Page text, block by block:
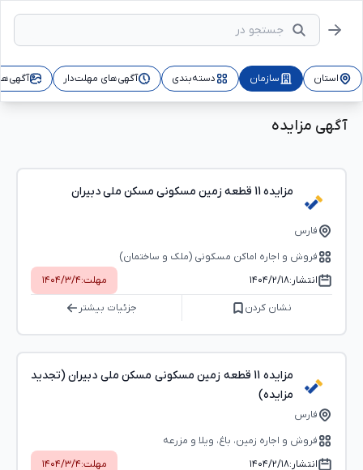
استان سازمان دسته‌بندی آگهی‌های مهلت‌دار
آگهی مزایده
مزایده 11 قطعه زمین مسکونی مسکن ملی دبیران
فارس
فروش و اجاره اماکن مسکونی (ملک و ساختمان)
انتشار:۱۴۰۴/۲/۱۸ مهلت:۱۴۰۴/۳/۴
نشان کردن جزئیات بیشتر
مزایده 11 قطعه زمین مسکونی مسکن ملی دبیران (تجدید
مزایده)
فارس
فروش و اجاره زمین، باغ، ویلا و مزرعه
انتشار:۱۴۰۴/۲/۱۸ مهلت:۱۴۰۴/۳/۴